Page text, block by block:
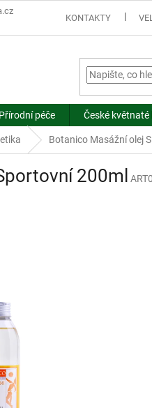
KONTAKTY
Přírodní péče České květnaté
Botanico Masážní olej
200ml